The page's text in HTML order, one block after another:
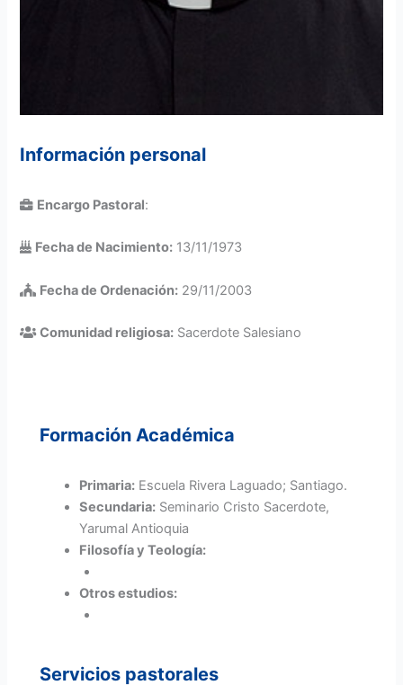
Información personal
Encargo Pastoral:
Fecha de Nacimiento: 13/11/1973
Fecha de Ordenación: 29/11/2003
Comunidad religiosa: Sacerdote Salesiano
Formación Académica
Primaria: Escuela Rivera Laguado; Santiago.
Secundaria: Seminario Cristo Sacerdote,
Yarumal Antioquia
Filosofía y Teología:
Otros estudios:
Servicios pastorales